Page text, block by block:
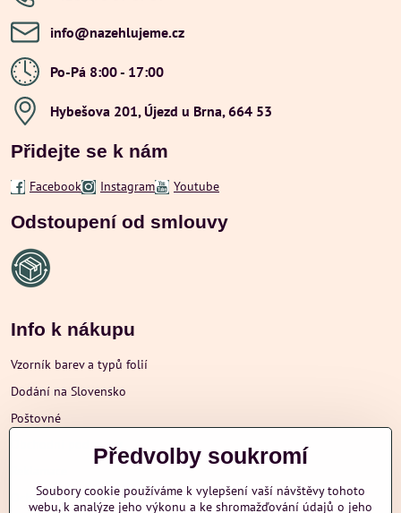
info​@nazehlujeme​.cz
Po-Pá 8:00 - 17:00
Hybešova 201, Újezd u Brna, 664 53
Přidejte se k nám
Facebook Instagram Youtube
Odstoupení od smlouvy
Info k nákupu
Vzorník barev a typů folií
Dodání na Slovensko
Poštovné
Obchodní podmínky
Ochrana osobních údajů
Předvolby soukromí
Soubory cookie používáme k vylepšení vaší návštěvy tohoto
webu, k analýze jeho výkonu a ke shromažďování údajů o jeho